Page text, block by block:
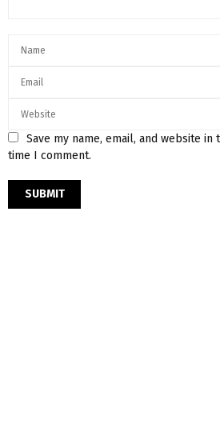
Save my name, email, and website
time I comment.